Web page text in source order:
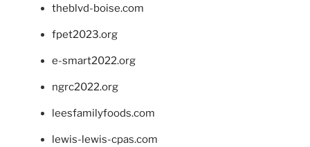
theblvd-boise.com
fpet2023.org
e-smart2022.org
ngrc2022.org
leesfamilyfoods.com
lewis-lewis-cpas.com